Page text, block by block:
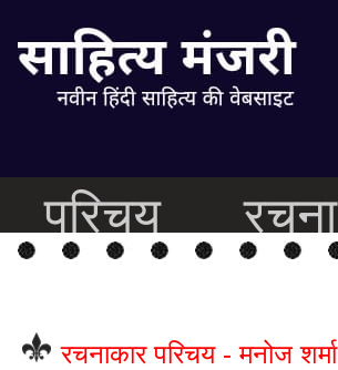
परिचय रचना
रचनाकार परिचय - मनोज शर्मा